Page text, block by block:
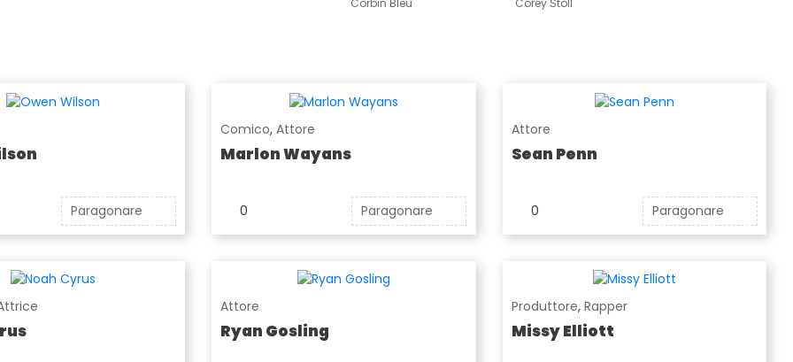
Corey Stoll
Corbin Bleu
Paragonare
Comico, Attore
Marlon Wayans
0 Paragonare
Attore
Sean Penn
0 Paragonare
Attore
Ryan Gosling
Produttore, Rapper
Missy Elliott